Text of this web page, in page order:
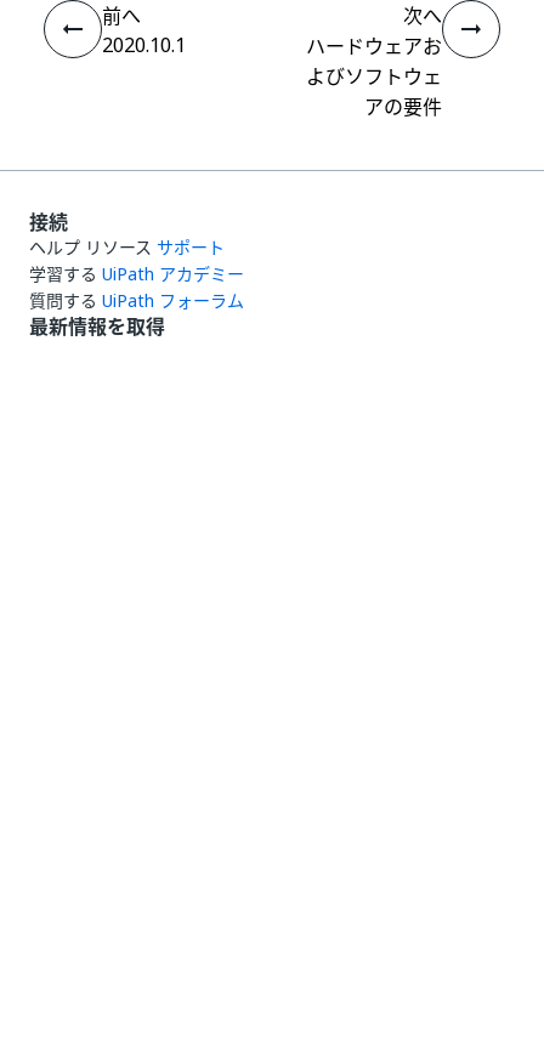
前へ
2020.10.1
次へ
ハードウェアお
よびソフトウェ
アの要件
接続
ヘルプ リソース サポート
学習する UiPath アカデミー
質問する UiPath フォーラム
最新情報を取得